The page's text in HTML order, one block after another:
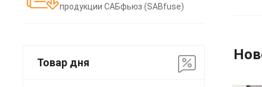
продукции САБфьюз (SABfuse)
Товар дня